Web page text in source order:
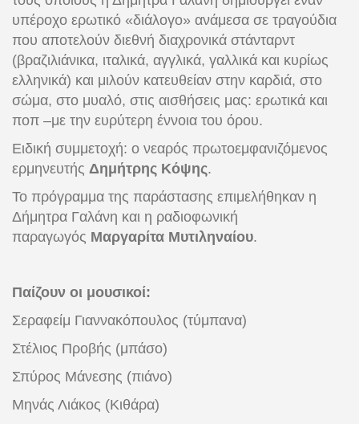
υπέροχο ερωτικό «διάλογο» ανάμεσα σε τραγούδια
που αποτελούν διεθνή διαχρονικά στάνταρντ
(βραζιλιάνικα, ιταλικά, αγγλικά, γαλλικά και κυρίως
ελληνικά) και μιλούν κατευθείαν στην καρδιά, στο
σώμα, στο μυαλό, στις αισθήσεις μας: ερωτικά και
ποπ –με την ευρύτερη έννοια του όρου.
Ειδική συμμετοχή: ο νεαρός πρωτοεμφανιζόμενος
ερμηνευτής Δημήτρης Κόψης.
Το πρόγραμμα της παράστασης επιμελήθηκαν η
Δήμητρα Γαλάνη και η ραδιοφωνική
παραγωγός Μαργαρίτα Μυτιληναίου.
Παίζουν οι μουσικοί:
Σεραφείμ Γιαννακόπουλος (τύμπανα)
Στέλιος Προβής (μπάσο)
Σπύρος Μάνεσης (πιάνο)
Μηνάς Λιάκος (Κιθάρα)